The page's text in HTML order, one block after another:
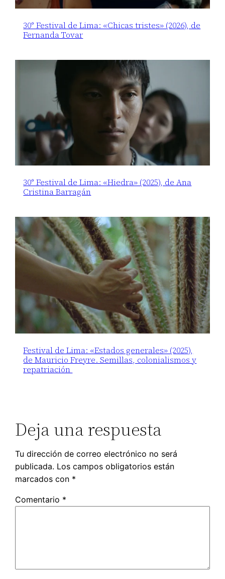
30° Festival de Lima: «Chicas tristes» (2026), de
Fernanda Tovar
30° Festival de Lima: «Hiedra» (2025), de Ana
Cristina Barragán
Festival de Lima: «Estados generales» (2025),
de Mauricio Freyre. Semillas, colonialismos y
repatriación
Deja una respuesta
Tu dirección de correo electrónico no será
publicada. Los campos obligatorios están
marcados con *
Comentario *